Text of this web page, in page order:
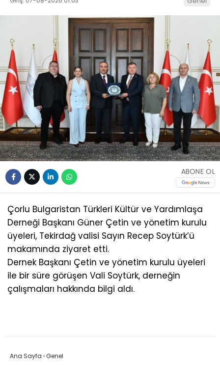
ABONE OL
Çorlu Bulgaristan Türkleri Kültür ve Yardımlaşa
Derneği Başkanı Güner Çetin ve yönetim kurulu
üyeleri, Tekirdağ valisi Sayın Recep Soytürk’ü
makamında ziyaret etti.
Dernek Başkanı Çetin ve yönetim kurulu üyeleri
ile bir süre görüşen Vali Soytürk, derneğin
çalışmaları hakkında bilgi aldı.
Ana Sayfa ›Genel